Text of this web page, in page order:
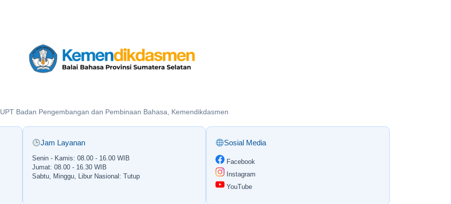
UPT Badan Pengembangan dan Pembinaan Bahasa, Kemendikdasmen
Jam Layanan
Senin - Kamis: 08.00 - 16.00 WIB
Jumat: 08.00 - 16.30 WIB
Sabtu, Minggu, Libur Nasional: Tutup
Sosial Media
Facebook
Instagram
YouTube